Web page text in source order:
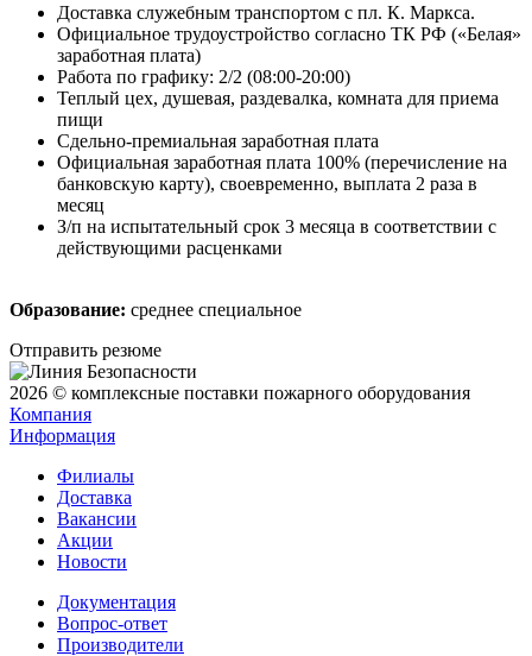
Доставка служебным транспортом с пл. К. Маркса.
Официальное трудоустройство согласно ТК РФ («Белая»
заработная плата)
Работа по графику: 2/2 (08:00-20:00)
Теплый цех, душевая, раздевалка, комната для приема
пищи
Сдельно-премиальная заработная плата
Официальная заработная плата 100% (перечисление на
банковскую карту), своевременно, выплата 2 раза в
месяц
З/п на испытательный срок 3 месяца в соответствии с
действующими расценками
Образование: среднее специальное
Отправить резюме
2026 © комплексные поставки пожарного оборудования
Компания
Информация
Филиалы
Доставка
Вакансии
Акции
Новости
Документация
Вопрос-ответ
Производители